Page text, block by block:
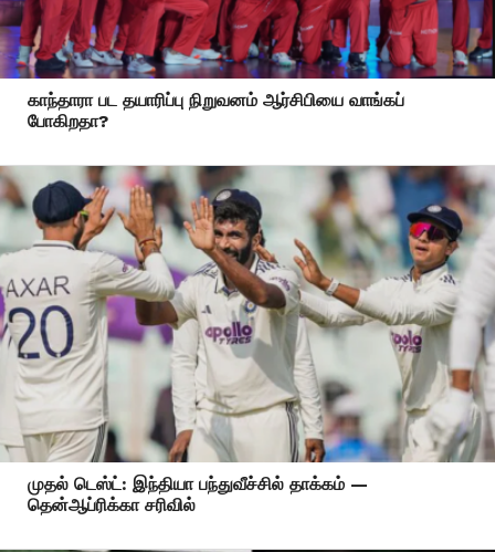
காந்தாரா பட தயாரிப்பு நிறுவனம் ஆர்சிபியை வாங்கப்
போகிறதா?
முதல் டெஸ்ட்: இந்தியா பந்துவீச்சில் தாக்கம் —
தென்ஆப்ரிக்கா சரிவில்